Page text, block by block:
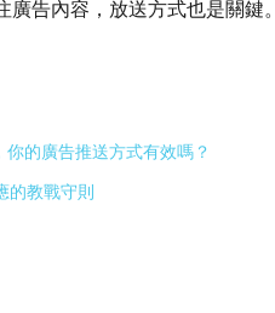
告內容，放送方式也是關鍵。
的廣告推送方式有效嗎？
的教戰守則